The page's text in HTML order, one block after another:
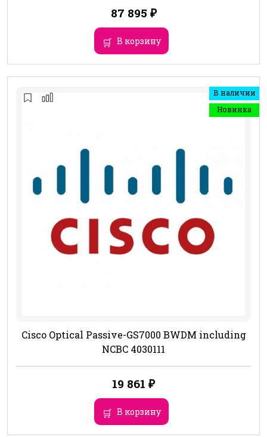
87 895 ₽
В корзину
В наличии
Новинка
Cisco Optical Passive-GS7000 BWDM including
NCBC 4030111
19 861 ₽
В корзину